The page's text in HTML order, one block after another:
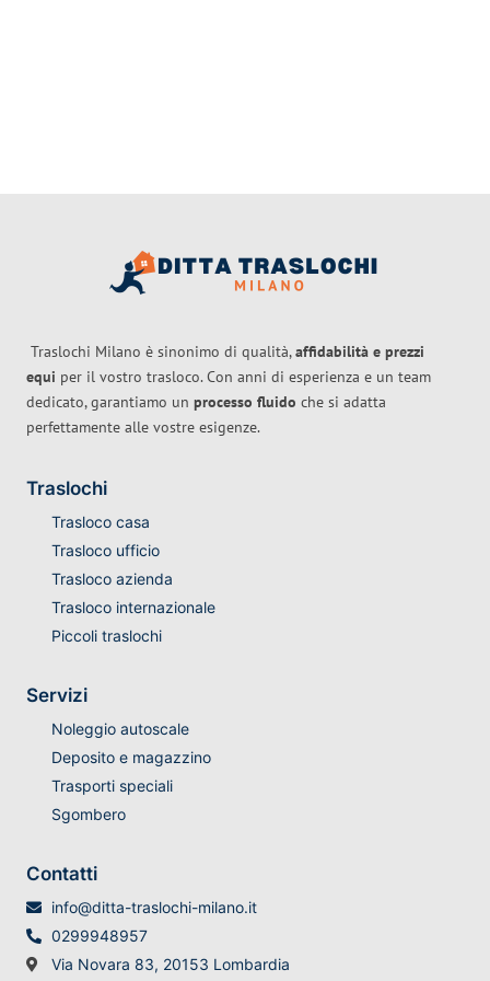
Traslochi Milano è sinonimo di qualità,affidabilità e prezzi
equi per il vostro trasloco. Con anni di esperienza e un team
dedicato, garantiamo un processo fluido che si adatta
perfettamente alle vostre esigenze.
Traslochi
Trasloco casa
Trasloco ufficio
Trasloco azienda
Trasloco internazionale
Piccoli traslochi
Servizi
Noleggio autoscale
Deposito e magazzino
Trasporti speciali
Sgombero
Contatti
info@ditta-traslochi-milano.it
0299948957
Via Novara 83, 20153 Lombardia